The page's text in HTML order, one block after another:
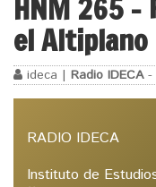
HNM 265
el Altiplano
ideca | Radio IDECA-
RADIO IDECA
Instituto de